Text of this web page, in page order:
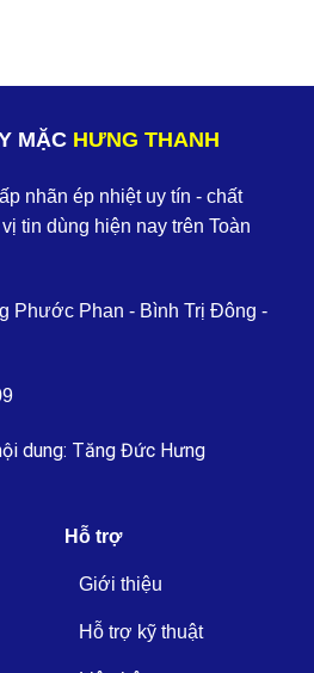
MẶC HƯNG THANH
nhãn ép nhiệt uy tín - chất
tin dùng hiện nay trên Toàn
Phước Phan - Bình Trị Đông -
dung: Tăng Đức Hưng
Hỗ trợ
Giới thiệu
Hỗ trợ kỹ thuật